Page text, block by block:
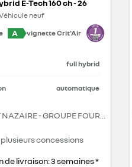
E-Tech 160 ch - 26
neuf
A vignette Crit'Air
full hybrid
automatique
- GROUPE FOURRAGE
concessions
de livraison: 3 semaines *